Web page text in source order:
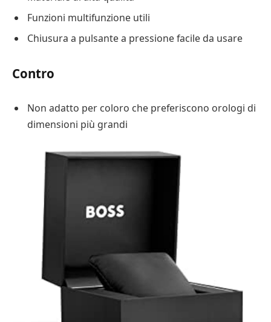
Funzioni multifunzione utili
Chiusura a pulsante a pressione facile da usare
Contro
Non adatto per coloro che preferiscono orologi di
dimensioni più grandi